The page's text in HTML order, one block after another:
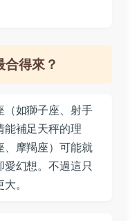
合得來？
（如獅子座、射手
能補足天秤的理
、摩羯座）可能就
幻想。不過這只
。